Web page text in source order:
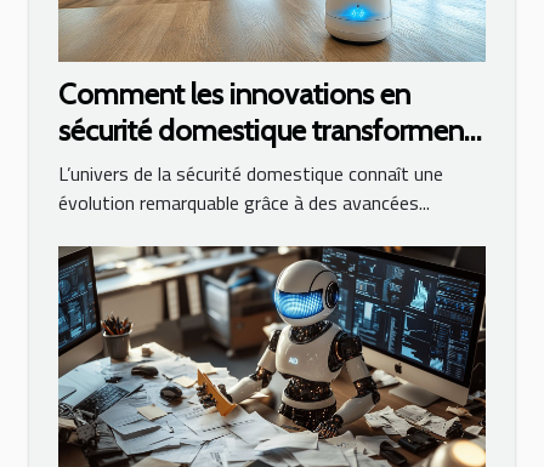
Comment les innovations en
sécurité domestique transforment
la surveillance des maisons
L’univers de la sécurité domestique connaît une
évolution remarquable grâce à des avancées...